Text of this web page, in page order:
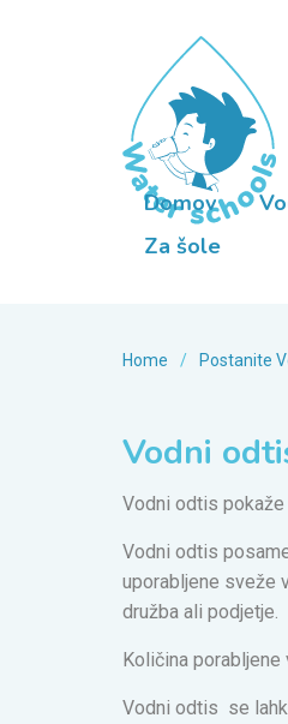
Domov
Za šole
Home / Postanite
Vodni
Vodni odtis
Vodni odtis
uporabljene sveže
družba ali podjetje.
Količina
Vodni odtis se